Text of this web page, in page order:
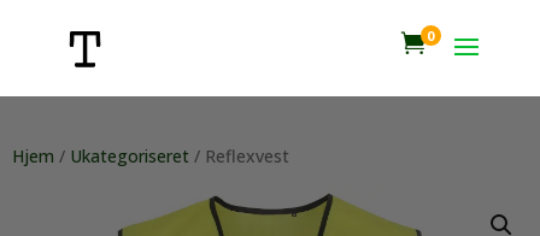
0
Hjem / Ukategoriseret / Reflexvest